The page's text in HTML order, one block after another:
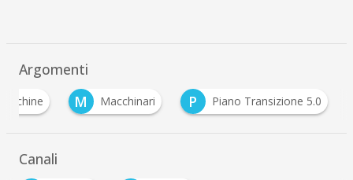
Argomenti
M Macchinari P Piano Transizione 5.0
Canali